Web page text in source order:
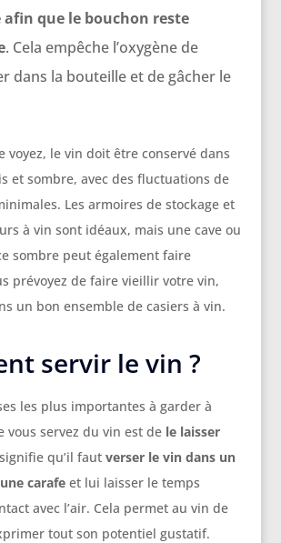
afin que le bouchon reste
. Cela empêche l’oxygène de
dans la bouteille et de gâcher le
voyez, le vin doit être conservé dans
et sombre, avec des fluctuations de
Les armoires de stockage et
à vin sont idéaux, mais une cave ou
sombre peut également faire
prévoyez de faire vieillir votre vin,
un bon ensemble de casiers à vin.
servir le vin ?
les plus importantes à garder à
vous servez du vin est de le laisser
qu’il faut verser le vin dans un
carafeet lui laisser le temps
avec l’air. Cela permet au vin de
tout son potentiel gustatif.